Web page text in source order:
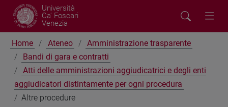
Università
Ca' Foscari
Venezia
Home Ateneo
Amministrazione trasparente
Bandi di gara e contratti
Atti delle amministrazioni aggiudicatrici e degli enti
aggiudicatori distintamente per ogni procedura
Altre procedure